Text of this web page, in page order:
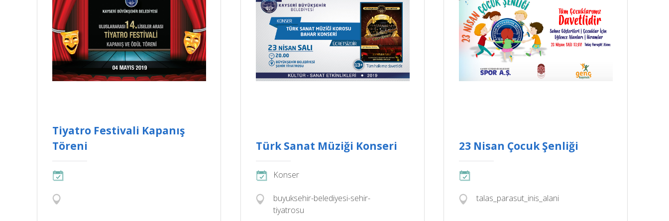
Tiyatro Festivali Kapanış
Töreni
Türk Sanat Müziği Konseri
Konser
buyuksehir-belediyesi-sehir-
tiyatrosu
23 Nisan Çocuk Şenliği
talas_parasut_inis_alani